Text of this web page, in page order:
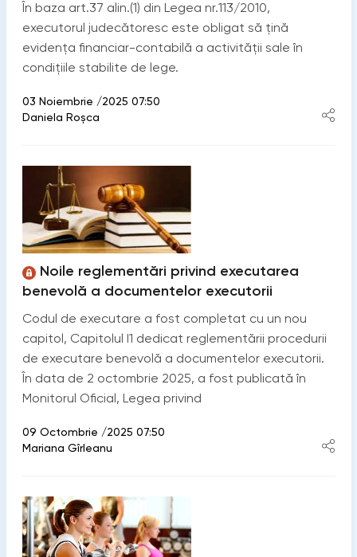
În baza art.37 alin.(1) din Legea nr.113/2010,
executorul judecătoresc este obligat să țină
evidența financiar-contabilă a activității sale în
condițiile stabilite de lege.
03 Noiembrie /2025 07:50
Daniela Roșca
Noile reglementări privind executarea
benevolă a documentelor executorii
Codul de executare a fost completat cu un nou
capitol, Capitolul I1 dedicat reglementării procedurii
de executare benevolă a documentelor executorii.
În data de 2 octombrie 2025, a fost publicată în
Monitorul Oficial, Legea privind
09 Octombrie /2025 07:50
Mariana Gîrleanu